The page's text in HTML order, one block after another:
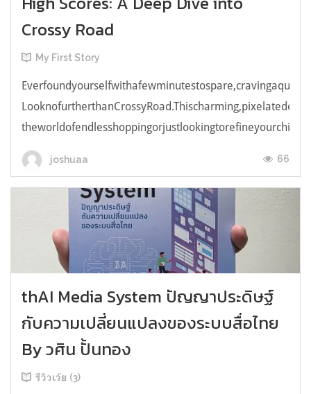
Crossy Road
My First Story
joshuaa 66
thAI Media System ปัญญาประดิษฐ์
กับความเปลี่ยนแปลงของระบบสื่อไทย
By วศิน ปั้นทอง
รีวิวเว้ย (3)